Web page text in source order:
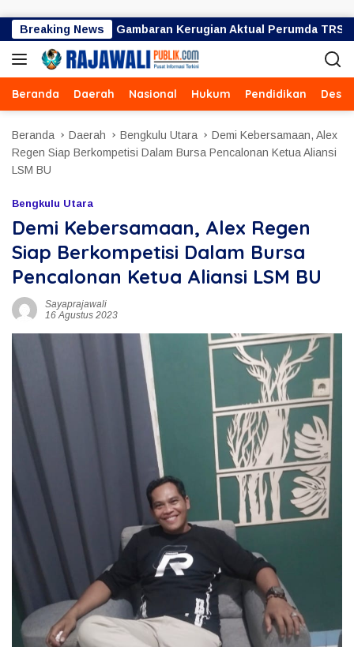
Breaking News
Bukan Gambaran Kerugian Aktual Perumda TRS
Beranda Daerah Nasional Hukum Pendidikan Desa
Beranda Daerah Bengkulu Utara
Demi Kebersamaan, Alex
Regen Siap Berkompetisi Dalam Bursa Pencalonan Ketua Aliansi
LSM BU
Bengkulu Utara
Demi Kebersamaan, Alex Regen
Siap Berkompetisi Dalam Bursa
Pencalonan Ketua Aliansi LSM BU
Sayaprajawali
16 Agustus 2023